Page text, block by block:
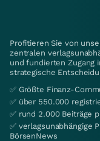
Profitieren Sie von
zentralen
und fundierten Zugang
strategische
✅ Größte Finanz-
✅ über 550.000
✅ rund 2.000 Beiträge
✅ verlagsunabhängige
BörsenNews